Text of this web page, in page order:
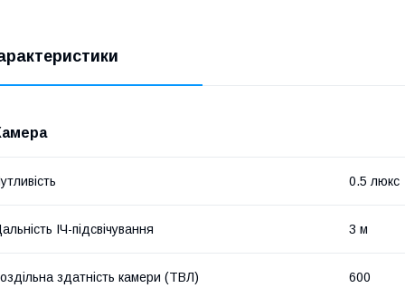
0.5 люкс
ІЧ-підсвічування 3 м
здатність камери (ТВЛ) 600